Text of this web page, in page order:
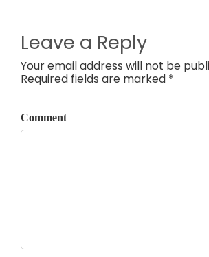
Leave a Reply
Your email address will not be
Required fields are marked *
Comment